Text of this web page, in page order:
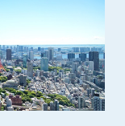
、次期契約を自
めぐる一切の紛争
裁判所をもって第